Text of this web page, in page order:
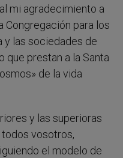
mi agradecimiento a
Congregación para los
y las sociedades de
prestan a la Santa
de la vida
y las superioras
vosotros,
el modelo de